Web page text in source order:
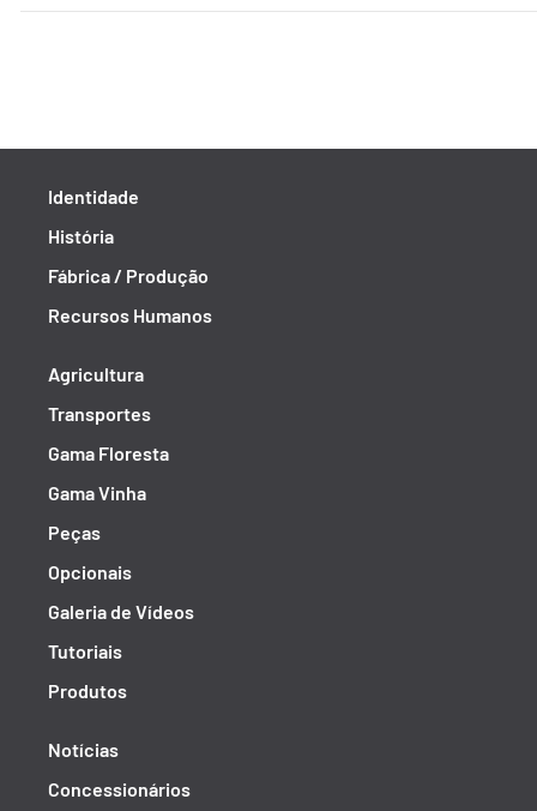
Identidade
História
Fábrica / Produção
Recursos Humanos
Agricultura
Transportes
Gama Floresta
Gama Vinha
Peças
Opcionais
Galeria de Vídeos
Tutoriais
Produtos
Notícias
Concessionários